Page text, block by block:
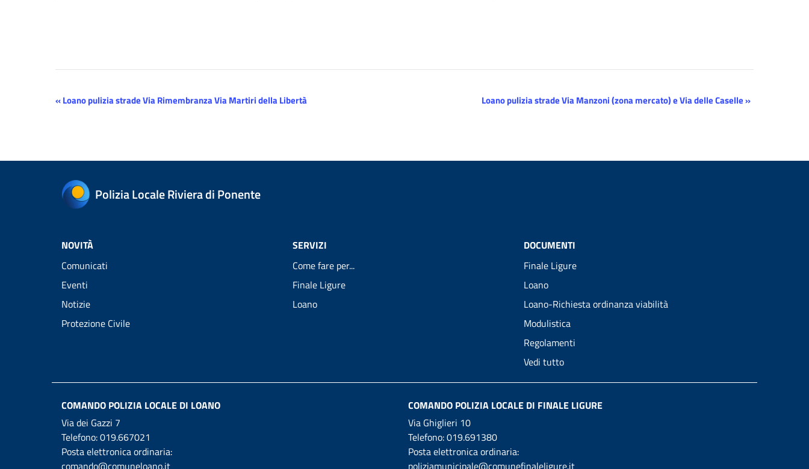
Evento
«Loano pulizia strade Via Rimembranza Via Martiri della Libertà Loano pulizia strade Via Manzoni (zona mercato) e Via delle Caselle»
Polizia Locale Riviera di Ponente
NOVITÀ
Comunicati
Eventi
Notizie
Protezione Civile
SERVIZI
Come fare per...
Finale Ligure
Loano
DOCUMENTI
Finale Ligure
Loano
Loano-Richiesta ordinanza viabilità
Modulistica
Regolamenti
Vedi tutto
COMANDO POLIZIA LOCALE DI LOANO
Via dei Gazzi 7
Telefono:019.667021
Posta elettronica ordinaria:
comando@comuneloano.it
COMANDO POLIZIA LOCALE DI FINALE LIGURE
Via Ghiglieri 10
Telefono:019.691380
Posta elettronica ordinaria:
poliziamunicipale@comunefinaleligure.it